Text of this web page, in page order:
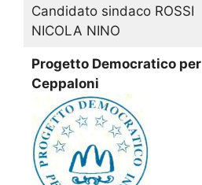
Candidato sindaco ROSSI
NICOLA NINO
Progetto Democratico per
Ceppaloni